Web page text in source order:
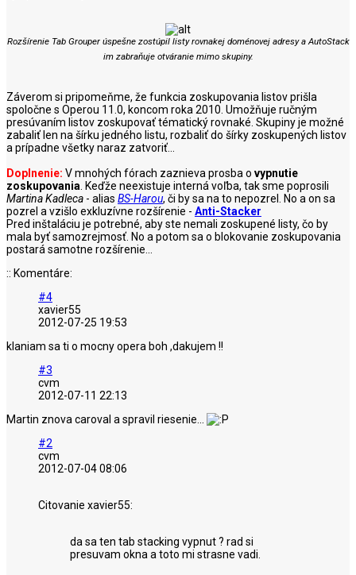
Rozšírenie Tab Grouper úspešne zostúpil listy rovnakej doménovej adresy a AutoStack
im zabraňuje otváranie mimo skupiny.
Záverom si pripomeňme, že funkcia zoskupovania listov prišla
spoločne s Operou 11.0, koncom roka 2010. Umožňuje ručným
presúvaním listov zoskupovať tématický rovnaké. Skupiny je možné
zabaliť len na šírku jedného listu, rozbaliť do šírky zoskupených listov
a prípadne všetky naraz zatvoriť...
Doplnenie: V mnohých fórach zaznieva prosba o vypnutie
zoskupovania . Keďže neexistuje interná voľba, tak sme poprosili
Martina Kadleca - alias BS-Harou, či by sa na to nepozrel. No a on sa
pozrel a vzišlo exkluzívne rozšírenie - Anti-Stacker
Pred inštaláciu je potrebné, aby ste nemali zoskupené listy, čo by
mala byť samozrejmosť. No a potom sa o blokovanie zoskupovania
postará samotne rozšírenie...
:: Komentáre:
#4
xavier55
2012-07-25 19:53
klaniam sa ti o mocny opera boh ,dakujem !!
#3
cvm
2012-07-11 22:13
Martin znova caroval a spravil riesenie...
#2
cvm
2012-07-04 08:06
Citovanie xavier55:
da sa ten tab stacking vypnut ? rad si
presuvam okna a toto mi strasne vadi.